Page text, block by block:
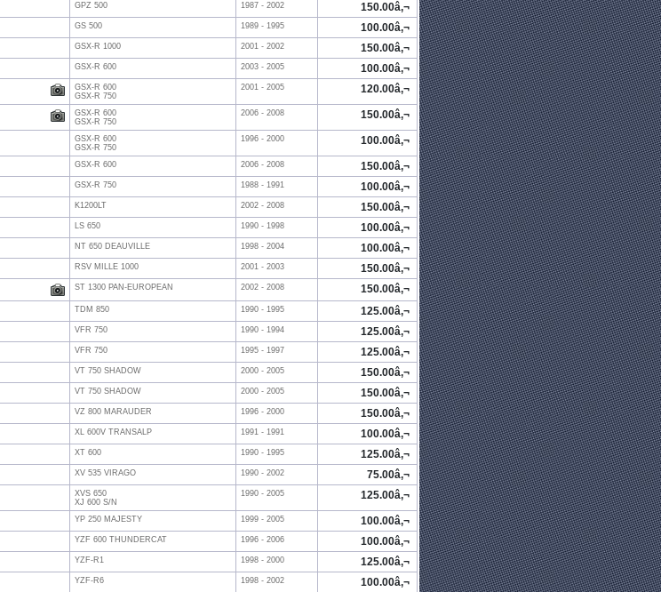
GPZ 500 1987 - 2002 150.00â‚¬
GS 500 1989 - 1995 100.00â‚¬
GSX-R 1000 2001 - 2002 150.00â‚¬
GSX-R 600 2003 - 2005 100.00â‚¬
GSX-R 600
GSX-R 750
2001 - 2005 120.00â‚¬
GSX-R 600
GSX-R 750
2006 - 2008 150.00â‚¬
GSX-R 600
GSX-R 750
1996 - 2000 100.00â‚¬
GSX-R 600 2006 - 2008 150.00â‚¬
GSX-R 750 1988 - 1991 100.00â‚¬
K1200LT 2002 - 2008 150.00â‚¬
LS 650 1990 - 1998 100.00â‚¬
NT 650 DEAUVILLE 1998 - 2004 100.00â‚¬
RSV MILLE 1000 2001 - 2003 150.00â‚¬
ST 1300 PAN-EUROPEAN 2002 - 2008 150.00â‚¬
TDM 850 1990 - 1995 125.00â‚¬
VFR 750 1990 - 1994 125.00â‚¬
VFR 750 1995 - 1997 125.00â‚¬
VT 750 SHADOW 2000 - 2005 150.00â‚¬
VT 750 SHADOW 2000 - 2005 150.00â‚¬
VZ 800 MARAUDER 1996 - 2000 150.00â‚¬
XL 600V TRANSALP 1991 - 1991 100.00â‚¬
XT 600 1990 - 1995 125.00â‚¬
XV 535 VIRAGO 1990 - 2002 75.00â‚¬
XVS 650
XJ 600 S/N
1990 - 2005 125.00â‚¬
YP 250 MAJESTY 1999 - 2005 100.00â‚¬
YZF 600 THUNDERCAT 1996 - 2006 100.00â‚¬
YZF-R1 1998 - 2000 125.00â‚¬
YZF-R6 1998 - 2002 100.00â‚¬